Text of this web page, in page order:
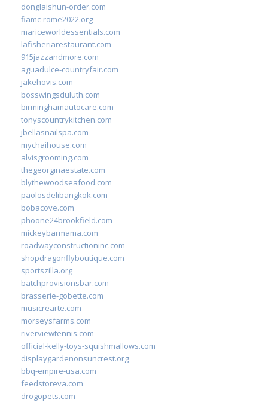
donglaishun-order.com
fiamc-rome2022.org
mariceworldessentials.com
lafisheriarestaurant.com
915jazzandmore.com
aguadulce-countryfair.com
jakehovis.com
bosswingsduluth.com
birminghamautocare.com
tonyscountrykitchen.com
jbellasnailspa.com
mychaihouse.com
alvisgrooming.com
thegeorginaestate.com
blythewoodseafood.com
paolosdelibangkok.com
bobacove.com
phoone24brookfield.com
mickeybarmama.com
roadwayconstructioninc.com
shopdragonflyboutique.com
sportszilla.org
batchprovisionsbar.com
brasserie-gobette.com
musicrearte.com
morseysfarms.com
riverviewtennis.com
official-kelly-toys-squishmallows.com
displaygardenonsuncrest.org
bbq-empire-usa.com
feedstoreva.com
drogopets.com